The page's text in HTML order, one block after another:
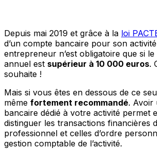
Depuis mai 2019 et grâce à la loi
d’un compte bancaire pour son activité
entrepreneur n’est obligatoire que si le
annuel est supérieur à 10 000 euros.
souhaite !
Mais si vous êtes en dessous de ce
même fortement recommandé. Avoir
bancaire dédié à votre activité permet
distinguer les transactions financières
professionnel et celles d’ordre
gestion comptable de l’activité.